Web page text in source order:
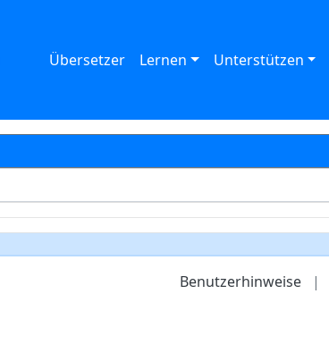
Übersetzer Lernen Unterstützen
Benutzerhinweise |